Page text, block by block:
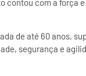
contou com a força
de até 60 anos,
segurança e